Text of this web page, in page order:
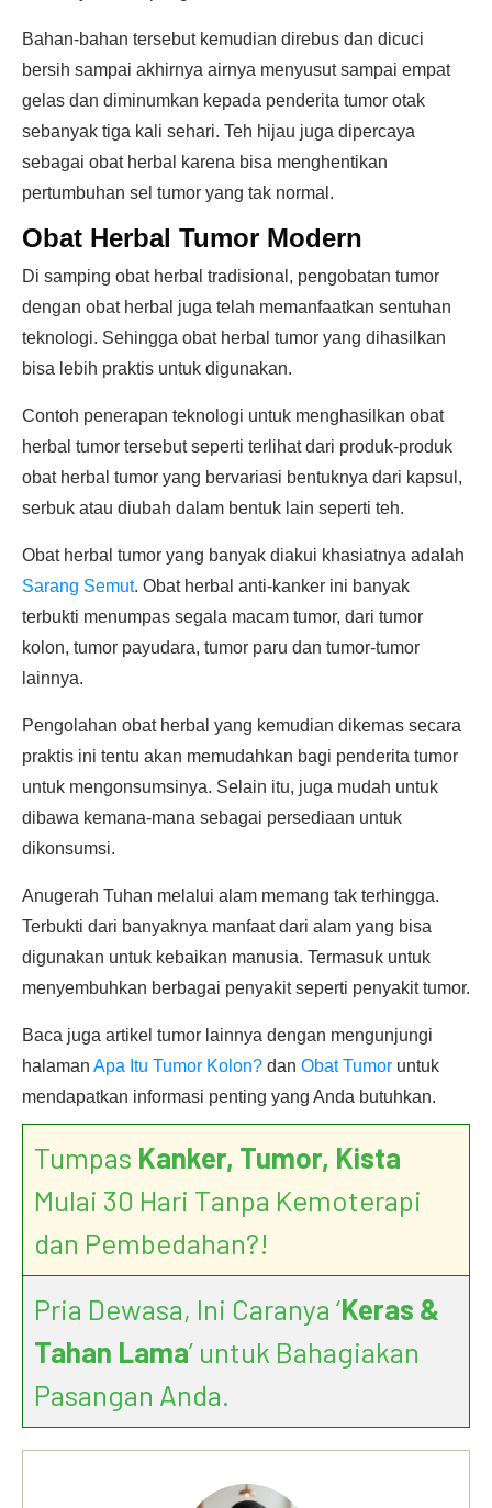
Bahan-bahan tersebut kemudian direbus dan dicuci
bersih sampai akhirnya airnya menyusut sampai empat
gelas dan diminumkan kepada penderita tumor otak
sebanyak tiga kali sehari. Teh hijau juga dipercaya
sebagai obat herbal karena bisa menghentikan
pertumbuhan sel tumor yang tak normal.
Obat Herbal Tumor Modern
Di samping obat herbal tradisional, pengobatan tumor
dengan obat herbal juga telah memanfaatkan sentuhan
teknologi. Sehingga obat herbal tumor yang dihasilkan
bisa lebih praktis untuk digunakan.
Contoh penerapan teknologi untuk menghasilkan obat
herbal tumor tersebut seperti terlihat dari produk-produk
obat herbal tumor yang bervariasi bentuknya dari kapsul,
serbuk atau diubah dalam bentuk lain seperti teh.
Obat herbal tumor yang banyak diakui khasiatnya adalah
Sarang Semut. Obat herbal anti-kanker ini banyak
terbukti menumpas segala macam tumor, dari tumor
kolon, tumor payudara, tumor paru dan tumor-tumor
lainnya.
Pengolahan obat herbal yang kemudian dikemas secara
praktis ini tentu akan memudahkan bagi penderita tumor
untuk mengonsumsinya. Selain itu, juga mudah untuk
dibawa kemana-mana sebagai persediaan untuk
dikonsumsi.
Anugerah Tuhan melalui alam memang tak terhingga.
Terbukti dari banyaknya manfaat dari alam yang bisa
digunakan untuk kebaikan manusia. Termasuk untuk
menyembuhkan berbagai penyakit seperti penyakit tumor.
Baca juga artikel tumor lainnya dengan mengunjungi
halaman Apa Itu Tumor Kolon? dan Obat Tumor untuk
mendapatkan informasi penting yang Anda butuhkan.
Tumpas Kanker, Tumor, Kista
Mulai 30 Hari Tanpa Kemoterapi
dan Pembedahan?!
Pria Dewasa, Ini Caranya ‘Keras &
Tahan Lama’ untuk Bahagiakan
Pasangan Anda.